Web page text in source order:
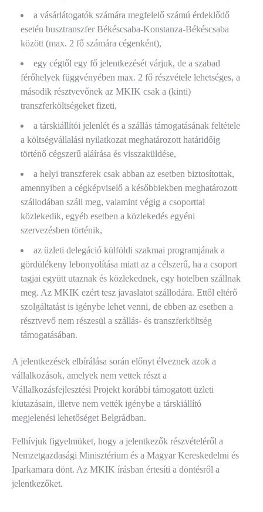
a vásárlátogatók számára megfelelő számú érdeklődő
esetén busztranszfer Békéscsaba-Konstanza-Békéscsaba
között (max. 2 fő számára cégenként),
egy cégtől egy fő jelentkezését várjuk, de a szabad
férőhelyek függvényében max. 2 fő részvétele lehetséges, a
második résztvevőnek az MKIK csak a (kinti)
transzferköltségeket fizeti,
a társkiállítói jelenlét és a szállás támogatásának feltétele
a költségvállalási nyilatkozat meghatározott határidőig
történő cégszerű aláírása és visszaküldése,
a helyi transzferek csak abban az esetben biztosítottak,
amennyiben a cégképviselő a későbbiekben meghatározott
szállodában száll meg, valamint végig a csoporttal
közlekedik, egyéb esetben a közlekedés egyéni
szervezésben történik,
az üzleti delegáció külföldi szakmai programjának a
gördülékeny lebonyolítása miatt az a célszerű, ha a csoport
tagjai együtt utaznak és közlekednek, egy hotelben szállnak
meg. Az MKIK ezért tesz javaslatot szállodára. Ettől eltérő
szolgáltatást is igénybe lehet venni, de ebben az esetben a
résztvevő nem részesül a szállás- és transzferköltség
támogatásában.
A jelentkezések elbírálása során előnyt élveznek azok a
vállalkozások, amelyek nem vettek részt a
Vállalkozásfejlesztési Projekt korábbi támogatott üzleti
kiutazásain, illetve nem vették igénybe a társkiállító
megjelenési lehetőséget Belgrádban.
Felhívjuk figyelmüket, hogy a jelentkezők részvételéről a
Nemzetgazdasági Minisztérium és a Magyar Kereskedelmi és
Iparkamara dönt. Az MKIK írásban értesíti a döntésről a
jelentkezőket.